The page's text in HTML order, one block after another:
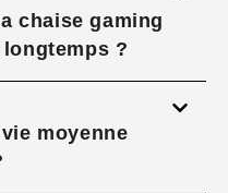
chaise gaming
?
moyenne